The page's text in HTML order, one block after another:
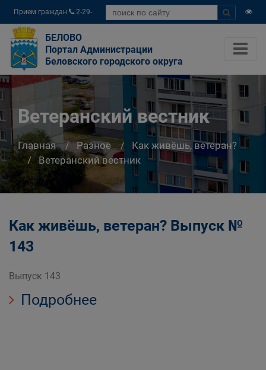
Прием граждан
2-29-
04
БЕЛОВО
Портал Администрации
Беловского городского округа
Ветеранский вестник
Главная Разное
Как живёшь, ветеран?
Ветеранский вестник
Как живёшь, ветеран? Выпуск №
143
Выпуск 143
Подробнее